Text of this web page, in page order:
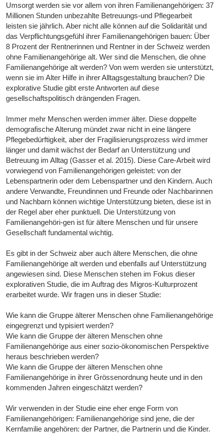
Umsorgt werden sie vor allem von ihren Familienangehörigen: 37
Millionen Stunden unbezahlte Betreuungs-und Pflegearbeit
leisten sie jährlich. Aber nicht alle können auf die Solidarität und
das Verpflichtungsgefühl ihrer Familienangehörigen bauen: Über
8 Prozent der Rentnerinnen und Rentner in der Schweiz werden
ohne Familienangehörige alt. Wer sind die Menschen, die ohne
Familienangehörige alt werden? Von wem werden sie unterstützt,
wenn sie im Alter Hilfe in ihrer Alltagsgestaltung brauchen? Die
explorative Studie gibt erste Antworten auf diese
gesellschaftspolitisch drängenden Fragen.
Immer mehr Menschen werden immer älter. Diese doppelte
demografische Alterung mündet zwar nicht in eine längere
Pflegebedürftigkeit, aber der Fragilisierungsprozess wird immer
länger und damit wächst der Bedarf an Unterstützung und
Betreuung im Alltag (Gasser et al. 2015). Diese Care-Arbeit wird
vorwiegend von Familienangehörigen geleistet: von der
Lebenspartnerin oder dem Lebenspartner und den Kindern. Auch
andere Verwandte, Freundinnen und Freunde oder Nachbarinnen
und Nachbarn können wichtige Unterstützung bieten, diese ist in
der Regel aber eher punktuell. Die Unterstützung von
Familienangehöri-gen ist für ältere Menschen und für unsere
Gesellschaft fundamental wichtig.
Es gibt in der Schweiz aber auch ältere Menschen, die ohne
Familienangehörige alt werden und ebenfalls auf Unterstützung
angewiesen sind. Diese Menschen stehen im Fokus dieser
explorativen Studie, die im Auftrag des Migros-Kulturprozent
erarbeitet wurde. Wir fragen uns in dieser Studie:
Wie kann die Gruppe älterer Menschen ohne Familienangehörige
eingegrenzt und typisiert werden?
Wie kann die Gruppe der älteren Menschen ohne
Familienangehörige aus einer sozio-ökonomischen Perspektive
heraus beschrieben werden?
Wie kann die Gruppe der älteren Menschen ohne
Familienangehörige in ihrer Grössenordnung heute und in den
kommenden Jahren eingeschätzt werden?
Wir verwenden in der Studie eine eher enge Form von
Familienangehörigen: Familienangehörige sind jene, die der
Kernfamilie angehören: der Partner, die Partnerin und die Kinder.